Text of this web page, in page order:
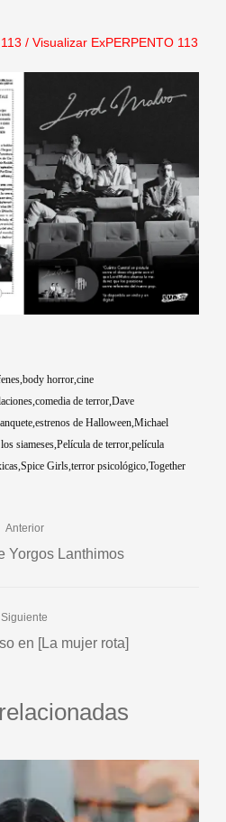
/ Visualizar ExPERPENTO 113
body horror cine
comedia de terror Dave
estrenos de Halloween Michael
siameses Película de terror película
Spice Girls terror psicológico Together
Anterior
Yorgos Lanthimos
Siguiente
en [La mujer rota]